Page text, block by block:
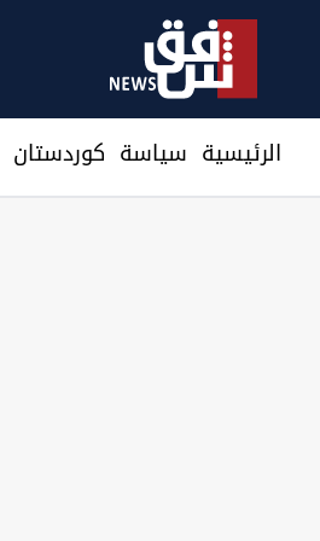
الرئيسية سیاسة كوردستان